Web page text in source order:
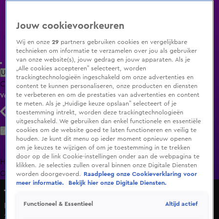
Uitzending Gemist Populaire programma's Zenders Genres
ClipsFilmsRadioSmart TV inlogShop
Volg KIJK
Zoeken
HomeUitzending Gemist Programma's De Bondgenoten
OranjezomerLivestreamsShop
The Tribute: Battle of the Bands
Donna's Hot Stuff – MacArthur Park
27 dec 2025, 19:59
Jouw cookievoorkeuren
Wij en onze29 partners gebruiken cookies en vergelijkbare
technieken om informatie te verzamelen over jou als gebruiker
van onze website(s), jouw gedrag en jouw apparaten. Als je
„Alle cookies accepteren” selecteert, worden
trackingtechnologieën ingeschakeld om onze advertenties en
content te kunnen personaliseren, onze producten en diensten
te verbeteren en om de prestaties van advertenties en content
te meten. Als je „Huidige keuze opslaan” selecteert of je
toestemming intrekt, worden deze trackingtechnologieën
uitgeschakeld. We gebruiken dan enkel functionele en essentiële
cookies om de website goed te laten functioneren en veilig te
houden. Je kunt dit menu op ieder moment opnieuw openen
om je keuzes te wijzigen of om je toestemming in te trekken
door op de link Cookie-instellingen onder aan de webpagina te
klikken. Je selecties zullen overal binnen onze Digitale Diensten
worden doorgevoerd.
Raadpleeg onze Cookieverklaring voor
meer informatie.
Bekijk hier onze Digitale Diensten.
Functioneel & Essentieel Altijd actief